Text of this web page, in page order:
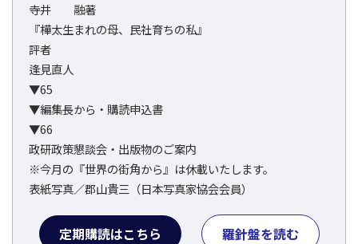
寺井 融著
『樺太生まれの母、民社育ちの私』
評者
逢見直人
▼65
▼編集長から・購読申込書
▼66
政研政策懇談会・出版物のご案内
※今月の『世界の街角から』は休載いたします。
表紙写真／郡山貴三（日本写真家協会会員）
定期購読はこちら 羅針盤を読む